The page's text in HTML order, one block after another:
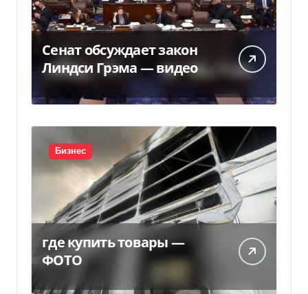
Сенат обсуждает закон
Линдси Грэма — видео
Бизнес
где купить товары —
ФОТО